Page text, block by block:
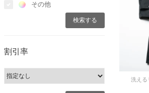
その他
割引率
洗える